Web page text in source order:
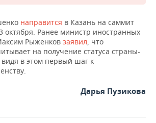
направится в Казань на саммит
октября. Ранее министр иностранных
Рыженков заявил, что
на получение статуса страны-
в этом первый шаг к
Дарья Пузикова